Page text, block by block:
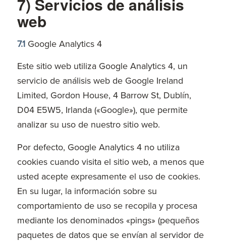
web
7.1Google Analytics 4
Este sitio web utiliza Google Analytics 4, un
servicio de análisis web de Google Ireland
Limited, Gordon House, 4 Barrow St, Dublín,
D04 E5W5, Irlanda («Google»), que permite
analizar su uso de nuestro sitio web.
Por defecto, Google Analytics 4 no utiliza
cookies cuando visita el sitio web, a menos que
usted acepte expresamente el uso de cookies.
En su lugar, la información sobre su
comportamiento de uso se recopila y procesa
mediante los denominados «pings» (pequeños
paquetes de datos que se envían al servidor de